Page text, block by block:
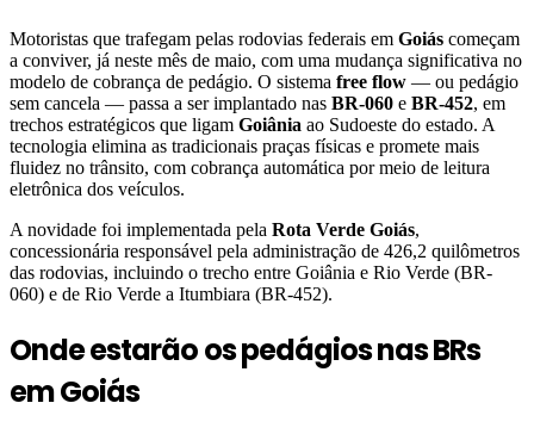
Motoristas que trafegam pelas rodovias federais em Goiás começam
a conviver, já neste mês de maio, com uma mudança significativa no
modelo de cobrança de pedágio. O sistema free flow — ou pedágio
sem cancela — passa a ser implantado nas BR-060 e BR-452, em
trechos estratégicos que ligam Goiânia ao Sudoeste do estado. A
tecnologia elimina as tradicionais praças físicas e promete mais
fluidez no trânsito, com cobrança automática por meio de leitura
eletrônica dos veículos.
A novidade foi implementada pela Rota Verde Goiás,
concessionária responsável pela administração de 426,2 quilômetros
das rodovias, incluindo o trecho entre Goiânia e Rio Verde (BR-
060) e de Rio Verde a Itumbiara (BR-452).
Onde estarão os pedágios nas BRs
em Goiás